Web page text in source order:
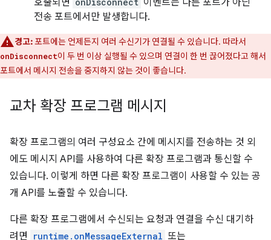
호출되면
이벤트는 다른 포트가 아닌
전송 포트에서만 발생합니다.
경고:포트에는 언제든지 여러 수신기가 연결될 수 있습니다. 따라서
onDisconnect이 두 번 이상 실행될 수 있으며 연결이 한 번 끊어졌다고 해서
포트에서 메시지 전송을 중지하지 않는 것이 좋습니다.
교차 확장 프로그램 메시지
확장 프로그램의 여러 구성요소 간에 메시지를 전송하는 것 외
에도 메시지 API를 사용하여 다른 확장 프로그램과 통신할 수
있습니다. 이렇게 하면 다른 확장 프로그램이 사용할 수 있는 공
개 API를 노출할 수 있습니다.
다른 확장 프로그램에서 수신되는 요청과 연결을 수신 대기하
려면
runtime.onMessageExternal 또는